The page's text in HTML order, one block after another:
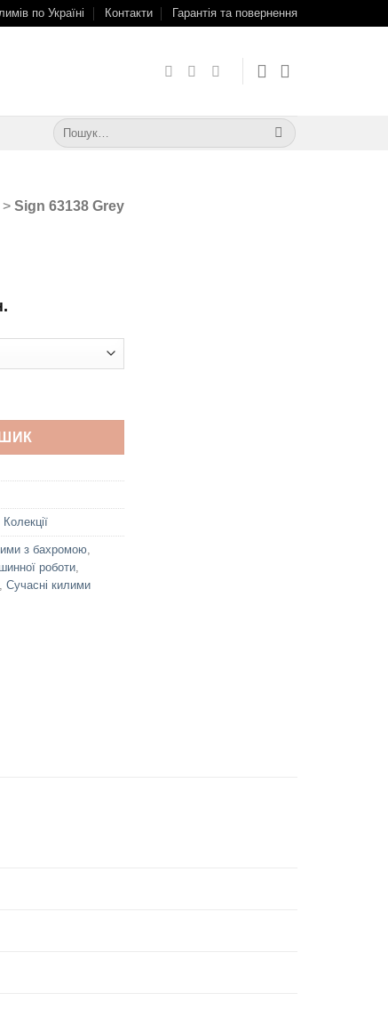
по Україні Контакти Гарантія та повернення
Шукати:
> Sign 63138 Grey
Колекції
з бахромою
роботи
Сучасні килими